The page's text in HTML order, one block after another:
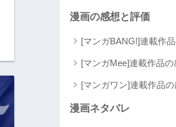
漫画の感想と評価
[マンガBANG!]連載作
[マンガMee]連載作品
[マンガワン]連載作品
漫画ネタバレ